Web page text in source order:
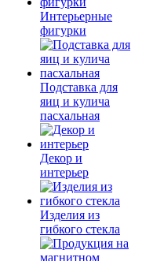
Интерьерные
фигурки
Подставка для
яиц и кулича
пасхальная
Декор и
интерьер
Изделия из
гибкого стекла